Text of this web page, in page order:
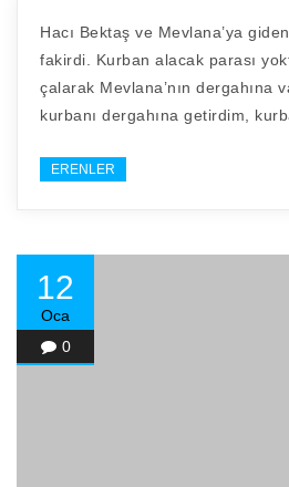
Hacı Bektaş ve Mevlana’ya
fakirdi. Kurban alacak parası
çalarak Mevlana’nın dergahına
kurbanı dergahına getirdim,
ERENLER
12
Oca
0